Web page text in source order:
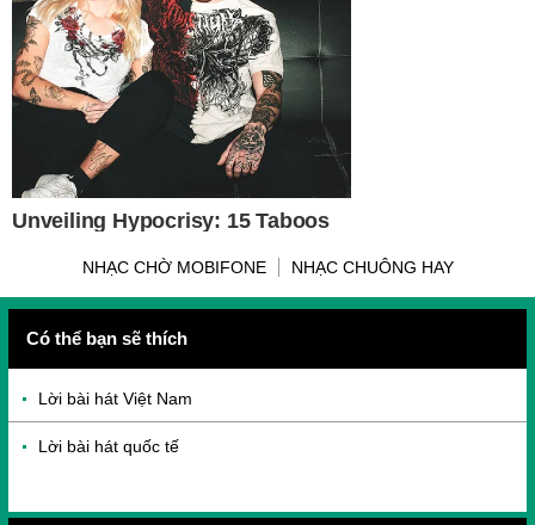
NHẠC CHỜ MOBIFONE NHẠC CHUÔNG HAY
Có thể bạn sẽ thích
Lời bài hát Việt Nam
Lời bài hát quốc tế